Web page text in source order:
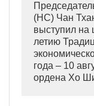
(НС) Чан
выступил на
летию
года – 10
ордена Хо